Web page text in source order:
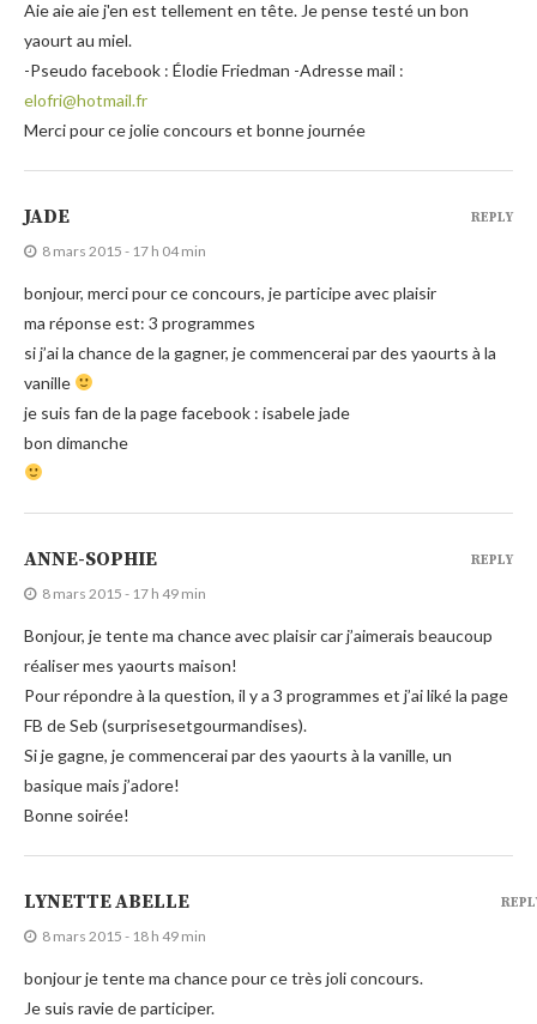
Aie aie aie j'en est tellement en tête. Je pense testé un bon
yaourt au miel.
-Pseudo facebook : Élodie Friedman -Adresse mail :
elofri@hotmail.fr
Merci pour ce jolie concours et bonne journée
JADE
8 mars 2015 - 17 h 04 min
bonjour, merci pour ce concours, je participe avec plaisir
ma réponse est: 3 programmes
si j’ai la chance de la gagner, je commencerai par des yaourts à la
vanille
je suis fan de la page facebook : isabele jade
bon dimanche
REPLY
ANNE-SOPHIE
8 mars 2015 - 17 h 49 min
Bonjour, je tente ma chance avec plaisir car j’aimerais beaucoup
réaliser mes yaourts maison!
Pour répondre à la question, il y a 3 programmes et j’ai liké la page
FB de Seb (surprisesetgourmandises).
Si je gagne, je commencerai par des yaourts à la vanille, un
basique mais j’adore!
Bonne soirée!
REPLY
LYNETTE ABELLE
8 mars 2015 - 18 h 49 min
bonjour je tente ma chance pour ce très joli concours.
Je suis ravie de participer.